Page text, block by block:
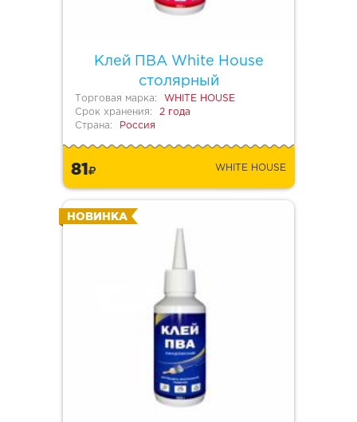
Клей ПВА White House
столярный
Торговая марка:
WHITE HOUSE
Срок хранения:
2 года
Страна:
Россия
81 WHITE HOUSE
НОВИНКА